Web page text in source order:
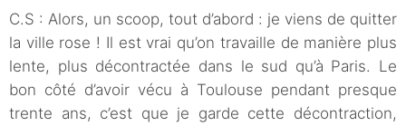
C.S : Alors, un scoop, tout d’abord : je viens de quitter
la ville rose ! Il est vrai qu’on travaille de manière plus
lente, plus décontractée dans le sud qu’à Paris. Le
bon côté d’avoir vécu à Toulouse pendant presque
trente ans, c’est que je garde cette décontraction,